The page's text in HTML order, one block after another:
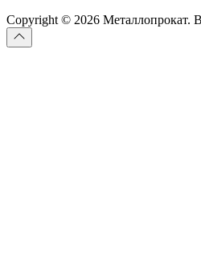
Copyright © 2026 Металлопрокат.